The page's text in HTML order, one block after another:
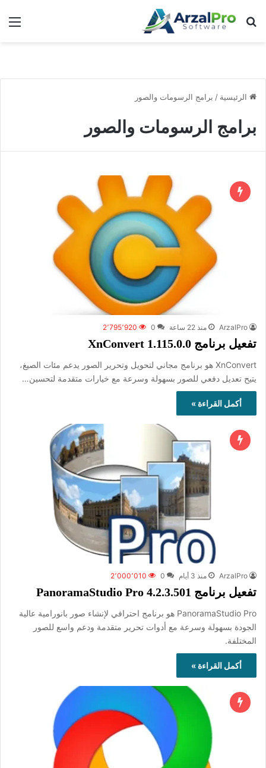
بحث عن
الرئيسية / برامج الرسومات والصور
برامج الرسومات والصور
ArzalPro منذ 22 ساعة 0 2٬795٬920
تفعيل برنامج XnConvert 1.115.0.0
XnConvert هو برنامج مجاني لتحويل وتحرير الصور يدعم مئات الصيغ،
يتيح تعديل دفعي للصور بسهولة وسرعة مع خيارات متقدمة لتحسين…
أكمل القراءة »
ArzalPro منذ 3 أيام 0 2٬000٬010
تفعيل برنامج PanoramaStudio Pro 4.2.3.501
PanoramaStudio Pro هو برنامج احترافي لإنشاء صور بانورامية عالية
الجودة بسهولة وسرعة مع أدوات تحرير متقدمة ودعم واسع للصور
المختلفة.
أكمل القراءة »